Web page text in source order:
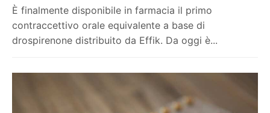
È finalmente disponibile in farmacia il primo
contraccettivo orale equivalente a base di
drospirenone distribuito da Effik. Da oggi è...